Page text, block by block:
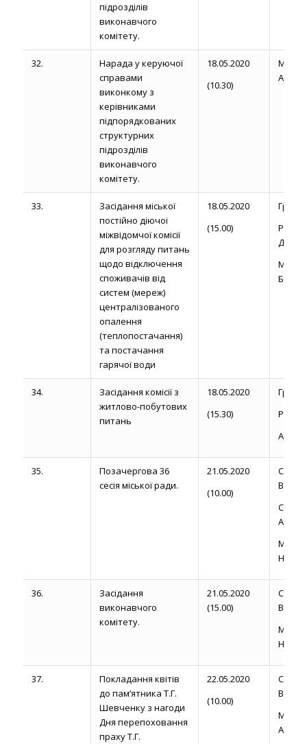
підрозділів
виконавчого
комітету.
32.
Нарада у керуючої
справами
виконкому з
керівниками
підпорядкованих
структурних
підрозділів
виконавчого
комітету.
18.05.2020
(10.30)
А.
33.
Засідання міської
постійно діючої
міжвідомчої комісії
для розгляду питань
щодо відключення
споживачів від
систем (мереж)
централізованого
опалення
(теплопостачання)
та постачання
гарячої води
18.05.2020
(15.00)
Д.
Б.П.
34.
Засідання комісії з
житлово-побутових
питань
18.05.2020
(15.30)
35.
Позачергова 36
сесія міської ради.
21.05.2020
(10.00)
В. Б.
А. М.
Н.П.
36.
Засідання
виконавчого
комітету.
21.05.2020
(15.00)
В.Б.
Н.П.
37.
Покладання квітів
до пам‘ятника Т.Г.
Шевченку з нагоди
Дня перепоховання
праху Т.Г.
22.05.2020
(10.00)
В. Б.
А.